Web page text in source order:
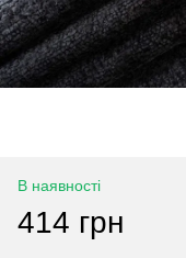
В наявності
414 грн